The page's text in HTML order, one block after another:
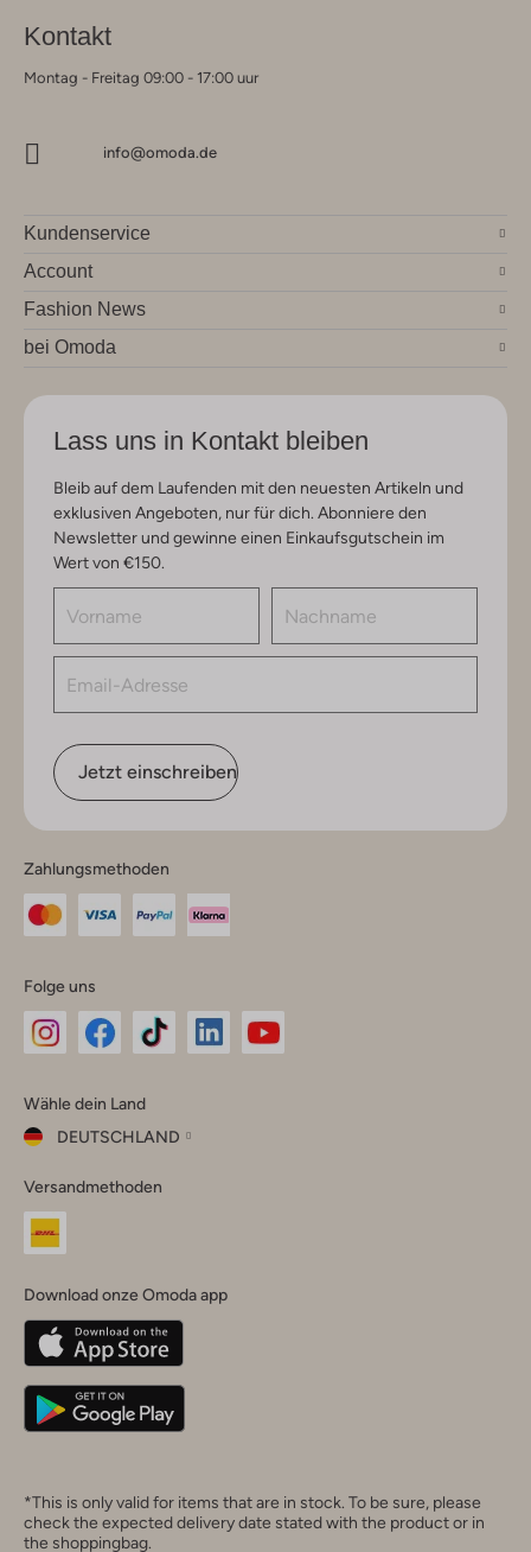
Kontakt
Montag - Freitag 09:00 - 17:00 uur
info@omoda.de
Kundenservice
Account
Fashion News
bei Omoda
Lass uns in Kontakt bleiben
Bleib auf dem Laufenden mit den neuesten Artikeln und
exklusiven Angeboten, nur für dich. Abonniere den
Newsletter und gewinne einen Einkaufsgutschein im
Wert von €150.
Jetzt einschreiben
Zahlungsmethoden
Folge uns
Instagram
Facebook
TikTok
Wähle dein Land
DEUTSCHLAND
dein
Land
Belgique(Français)
Deutschland
Versandmethoden
Download onze Omoda app
*This is only valid for items that are in stock. To be sure, please
check the expected delivery date stated with the product or in
the shoppingbag.